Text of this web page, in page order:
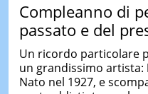
Compleanno di
passato e del
Un ricordo particolare
un grandissimo artista:
Nato nel 1927, e